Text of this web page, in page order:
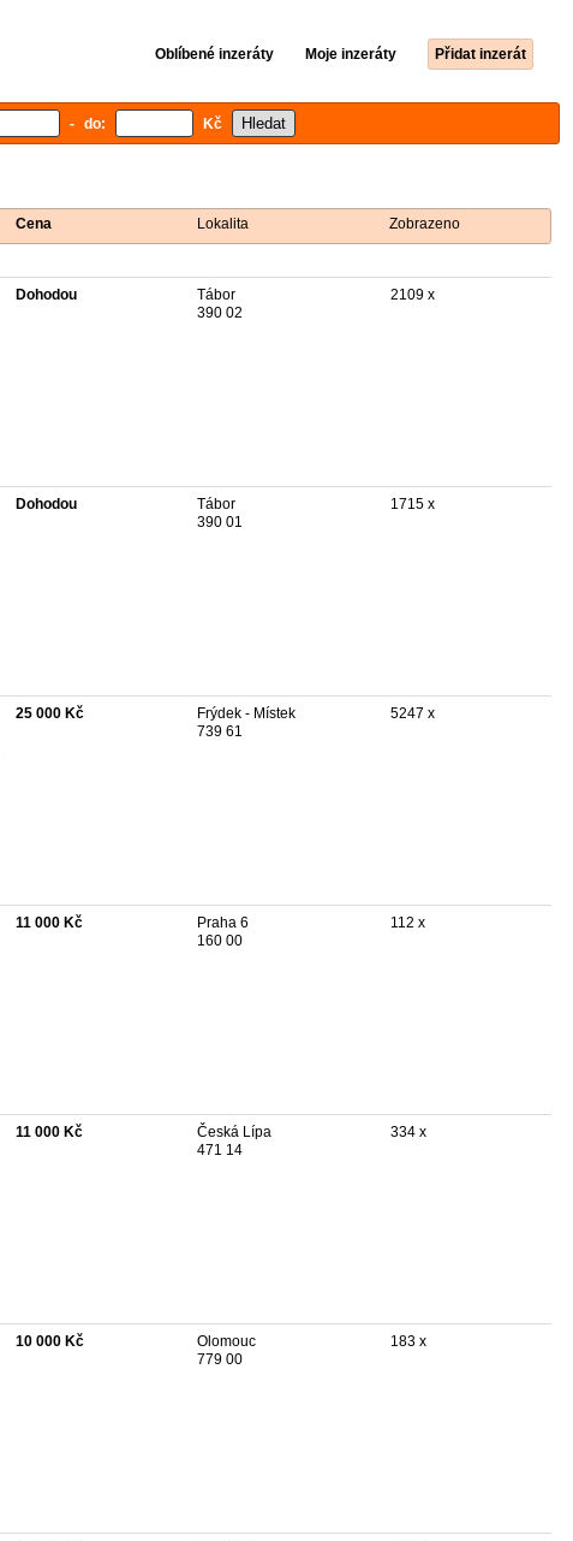
Oblíbené inzeráty Moje inzeráty Přidat inzerát
- do: Kč
Cena Lokalita Zobrazeno
Dohodou
Tábor
390 02
2109 x
Dohodou
Tábor
390 01
1715 x
25 000 Kč
Frýdek - Místek
739 61
5247 x
11 000 Kč
Praha 6
160 00
112 x
11 000 Kč
Česká Lípa
471 14
334 x
10 000 Kč
Olomouc
779 00
183 x